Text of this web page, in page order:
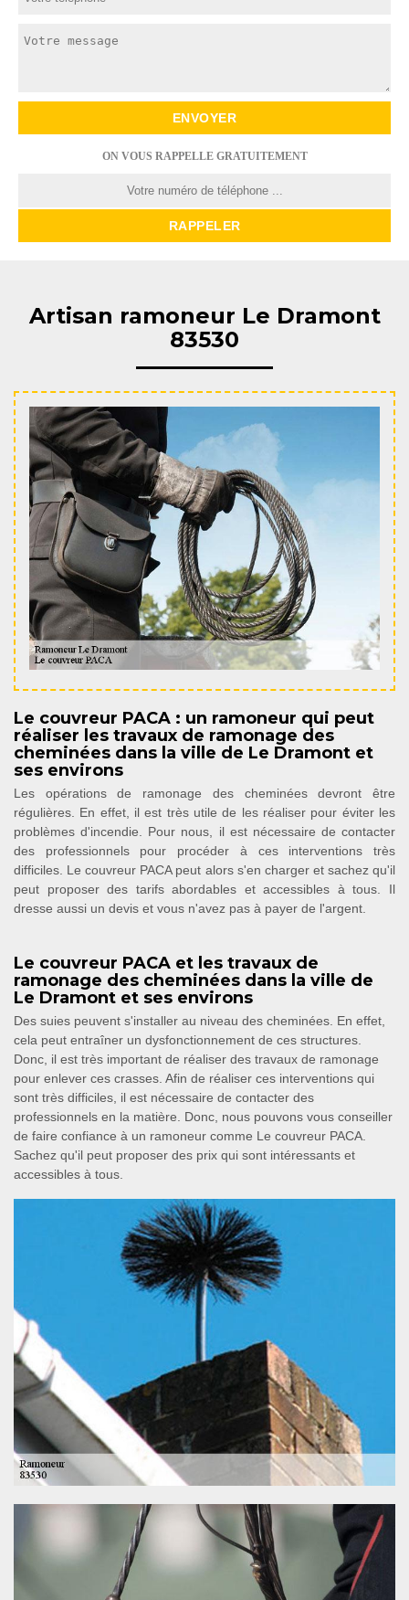
ON VOUS RAPPELLE GRATUITEMENT
Artisan ramoneur Le Dramont
83530
Le couvreur PACA : un ramoneur qui peut
réaliser les travaux de ramonage des
cheminées dans la ville de Le Dramont et
ses environs
Les opérations de ramonage des cheminées devront être
régulières. En effet, il est très utile de les réaliser pour éviter les
problèmes d'incendie. Pour nous, il est nécessaire de contacter
des professionnels pour procéder à ces interventions très
difficiles. Le couvreur PACA peut alors s'en charger et sachez qu'il
peut proposer des tarifs abordables et accessibles à tous. Il
dresse aussi un devis et vous n'avez pas à payer de l'argent.
Le couvreur PACA et les travaux de
ramonage des cheminées dans la ville de
Le Dramont et ses environs
Des suies peuvent s'installer au niveau des cheminées. En effet,
cela peut entraîner un dysfonctionnement de ces structures.
Donc, il est très important de réaliser des travaux de ramonage
pour enlever ces crasses. Afin de réaliser ces interventions qui
sont très difficiles, il est nécessaire de contacter des
professionnels en la matière. Donc, nous pouvons vous conseiller
de faire confiance à un ramoneur comme Le couvreur PACA.
Sachez qu'il peut proposer des prix qui sont intéressants et
accessibles à tous.